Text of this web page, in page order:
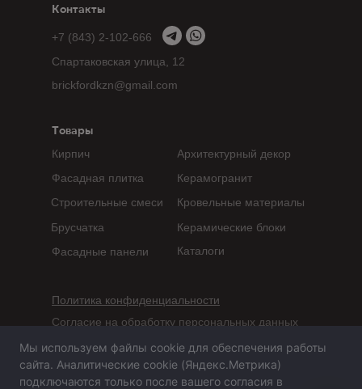
Согласие на обработку персональных данных
Политика конфиденциальности
Фасадная плитка
Кирпич Архитектурный декор
Фасадные панели
Керамогранит
Строительные смеси
Каталоги
Товары
Контакты
Брусчатка
+7 (843) 2-102-666
Кровельные материалы
Керамические блоки
Сайт не является публичной офертой,
определяемой положениями статьи 437 ГК РФ
brickfordkzn@gmail.com
Спартаковская улица, 12
Мы используем файлы cookie для обеспечения работы
сайта. Аналитические cookie (Яндекс.Метрика)
подключаются только после вашего согласия в